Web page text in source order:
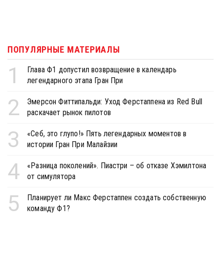
ПОПУЛЯРНЫЕ МАТЕРИАЛЫ
1
Глава Ф1 допустил возвращение в календарь
легендарного этапа Гран При
2
Эмерсон Фиттипальди: Уход Ферстаппена из Red Bull
раскачает рынок пилотов
3
«Себ, это глупо!» Пять легендарных моментов в
истории Гран При Малайзии
4
«Разница поколений». Пиастри – об отказе Хэмилтона
от симулятора
5
Планирует ли Макс Ферстаппен создать собственную
команду Ф1?